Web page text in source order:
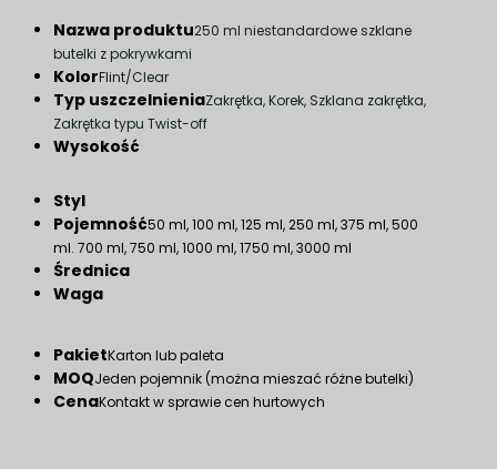
Nazwa produktu250 ml niestandardowe szklane
butelki z pokrywkami
KolorFlint/Clear
Typ uszczelnieniaZakrętka, Korek, Szklana zakrętka,
Zakrętka typu Twist-off
Wysokość
Styl
Pojemność50 ml, 100 ml, 125 ml, 250 ml, 375 ml, 500
ml. 700 ml, 750 ml, 1000 ml, 1750 ml, 3000 ml
Średnica
Waga
PakietKarton lub paleta
MOQJeden pojemnik (można mieszać różne butelki)
CenaKontakt w sprawie cen hurtowych